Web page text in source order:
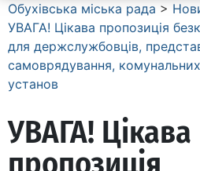
Обухівська міська рада >
УВАГА! Цікава пропозиція
для держслужбовців,
самоврядування,
установ
УВАГА! Цікава